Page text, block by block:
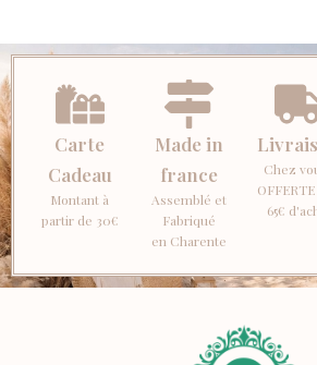
Carte
Cadeau
Montant à
partir de 30€
Made in
france
Assemblé et
Fabriqué
en Charente
Chez
65€